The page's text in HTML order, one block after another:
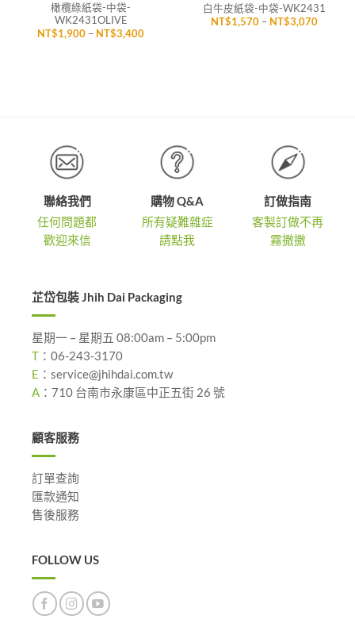
橄欖綠紙袋-中袋-
WK2431OLIVE
NT$1,900 – NT$3,400價
白牛皮紙袋-中袋-WK2431
NT$1,570 – NT$3,070價
聯絡我們
任何問題都
歡迎來信
購物 Q&A
所有疑難雜症
請點我
訂做指南
客製訂做不再
霧撒撒
芷岱包裝 Jhih Dai Packaging
星期一 – 星期五 08:00am – 5:00pm
T ： 06-243-3170
E ： service@jhihdai.com.tw
A ： 710 台南市永康區中正五街 26 號
顧客服務
訂單查詢
匯款通知
售後服務
FOLLOW US